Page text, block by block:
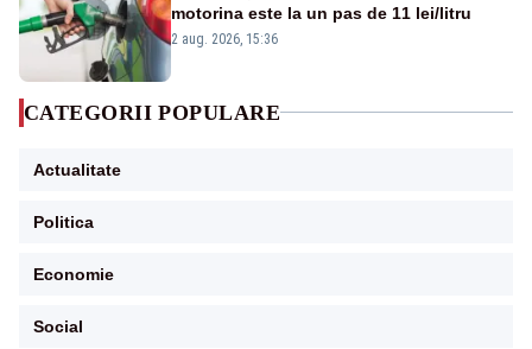
motorina este la un pas de 11 lei/litru
2 aug. 2026, 15:36
CATEGORII POPULARE
Actualitate
Politica
Economie
Social